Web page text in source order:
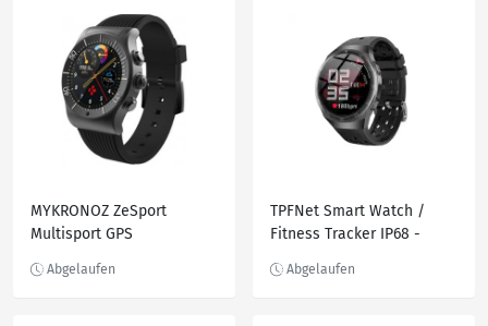
MYKRONOZ ZeSport
Multisport GPS
TPFNet Smart Watch /
Fitness Tracker IP68 -
& IOS - Rot